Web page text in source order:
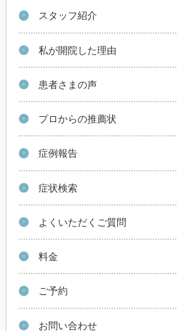
スタッフ紹介
私が開院した理由
患者さまの声
プロからの推薦状
症例報告
症状検索
よくいただくご質問
料金
ご予約
お問い合わせ